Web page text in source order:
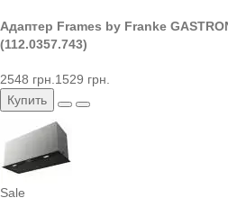
Адаптер Frames by Franke
(112.0357.743)
2548 грн. 1529 грн.
Купить
Sale